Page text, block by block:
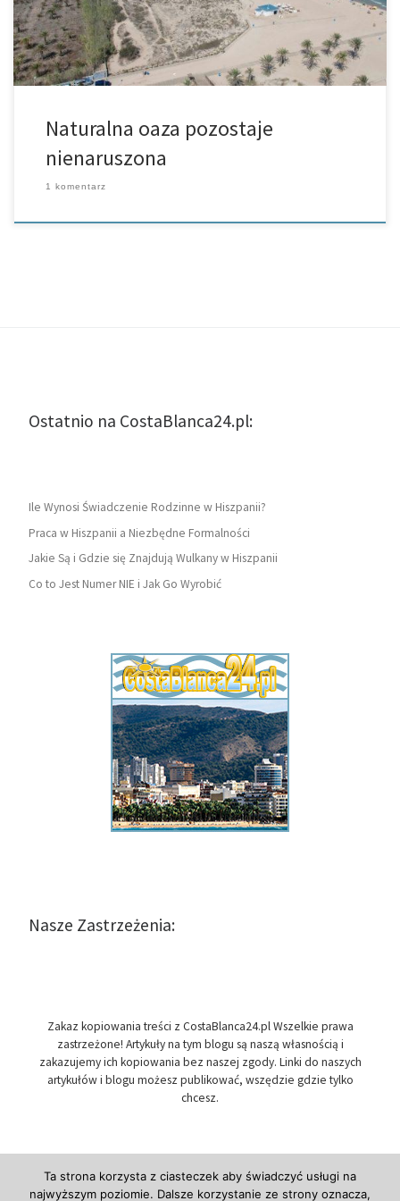
Naturalna oaza pozostaje
nienaruszona
1 komentarz
Ostatnio na CostaBlanca24.pl:
Ile Wynosi Świadczenie Rodzinne w Hiszpanii?
Praca w Hiszpanii a Niezbędne Formalności
Jakie Są i Gdzie się Znajdują Wulkany w Hiszpanii
Co to Jest Numer NIE i Jak Go Wyrobić
Nasze Zastrzeżenia:
Zakaz kopiowania treści z CostaBlanca24.pl Wszelkie prawa
zastrzeżone! Artykuły na tym blogu są naszą własnością i
zakazujemy ich kopiowania bez naszej zgody. Linki do naszych
artykułów i blogu możesz publikować, wszędzie gdzie tylko
chcesz.
Ta strona korzysta z ciasteczek aby świadczyć usługi na
najwyższym poziomie. Dalsze korzystanie ze strony oznacza,